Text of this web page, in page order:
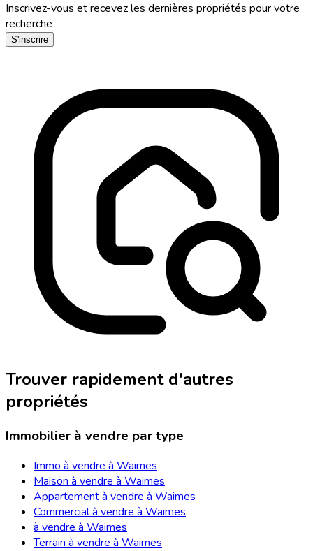
Inscrivez-vous et recevez les dernières propriétés pour votre
recherche
S'inscrire
Trouver rapidement d'autres
propriétés
Immobilier à vendre par type
Immo à vendre à Waimes
Maison à vendre à Waimes
Appartement à vendre à Waimes
Commercial à vendre à Waimes
à vendre à Waimes
Terrain à vendre à Waimes